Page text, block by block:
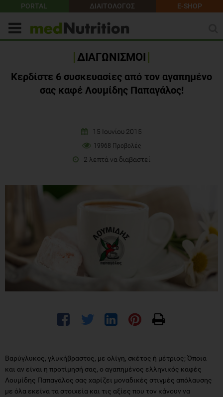
PORTAL ΔΙΑΙΤΟΛΟΓΟΣ E-SHOP
ΔΙΑΓΩΝΙΣΜΟΙ
Κερδίστε 6 συσκευασίες από τον αγαπημένο
σας καφέ Λουμίδης Παπαγάλος!
15 Ιουνίου 2015
19968 Προβολές
2 λεπτά να διαβαστεί
Βαρύγλυκος, γλυκήβραστος, με ολίγη, σκέτος ή μέτριος; Όποια
και αν είναι η προτίμησή σας, ο αγαπημένος ελληνικός καφές
Λουμίδης Παπαγάλος σας χαρίζει μοναδικές στιγμές απόλαυσης
με όλα εκείνα τα στοιχεία και τις αξίες που τον κάνουν να